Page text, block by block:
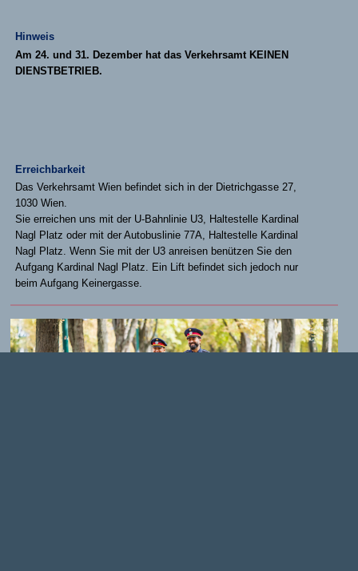
Hinweis
Am 24. und 31. Dezember hat das Verkehrsamt KEINEN
DIENSTBETRIEB.
Erreichbarkeit
Das Verkehrsamt Wien befindet sich in der Dietrichgasse 27,
1030 Wien.
Sie erreichen uns mit der U-Bahnlinie U3, Haltestelle Kardinal
Nagl Platz oder mit der Autobuslinie 77A, Haltestelle Kardinal
Nagl Platz. Wenn Sie mit der U3 anreisen benützen Sie den
Aufgang Kardinal Nagl Platz. Ein Lift befindet sich jedoch nur
beim Aufgang Keinergasse.